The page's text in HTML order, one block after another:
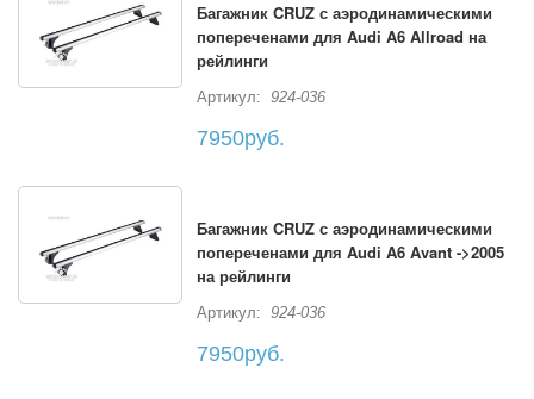
Багажник CRUZ с аэродинамическими
попереченами для Audi A6 Allroad на
рейлинги
Артикул: 924-036
7950руб.
Багажник CRUZ с аэродинамическими
попереченами для Audi A6 Avant ->2005
на рейлинги
Артикул: 924-036
7950руб.